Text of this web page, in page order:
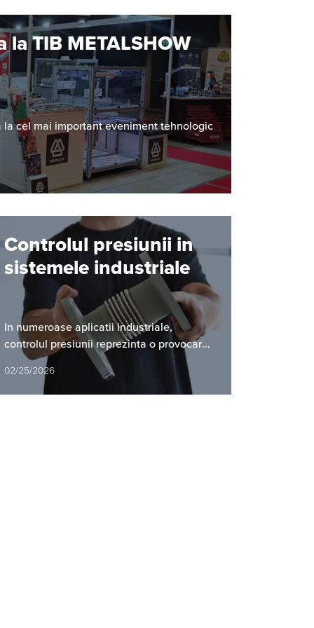
TIB METALSHOW
cel mai important eveniment tehnologic
Controlul presiunii in
sistemele industriale
In numeroase aplicatii industriale,
controlul presiunii reprezinta o provocare
constanta.
02/25/2026